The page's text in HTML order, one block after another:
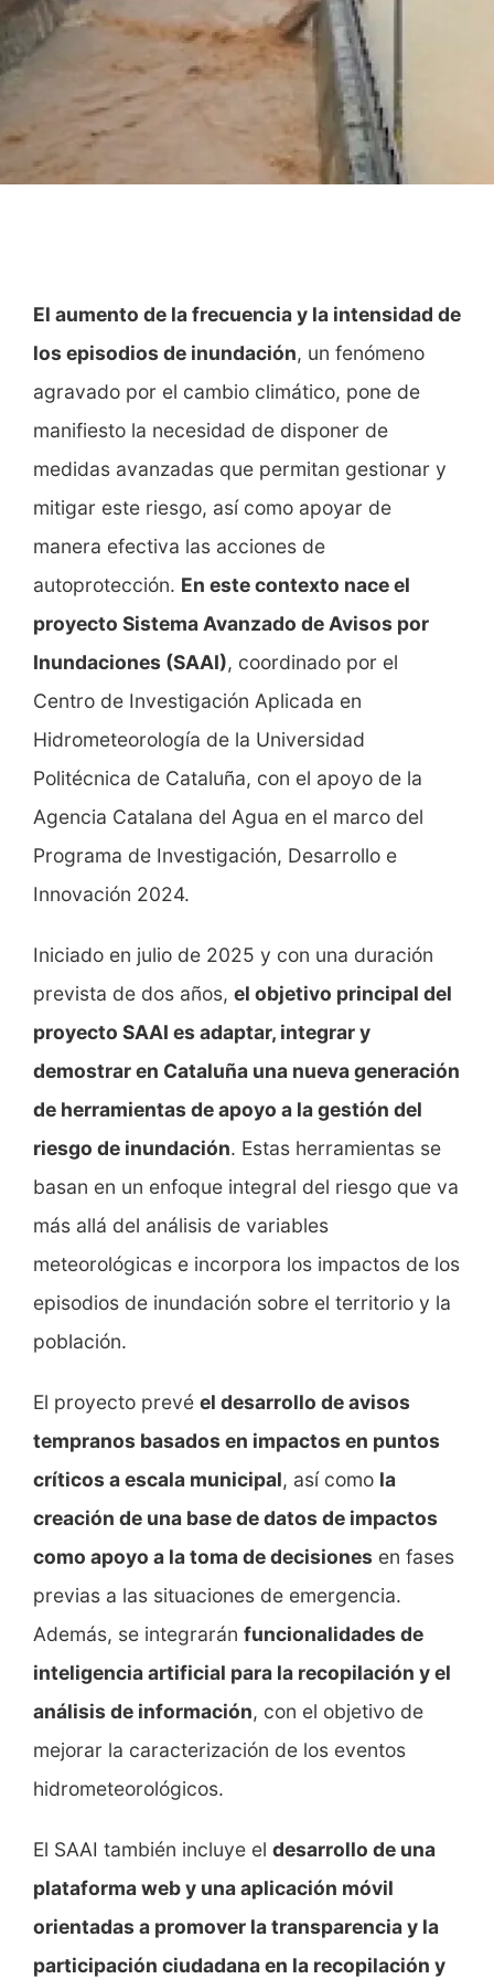
Media
El aumento de la frecuencia y la intensidad de
los episodios de inundación, un fenómeno
agravado por el cambio climático, pone de
manifiesto la necesidad de disponer de
medidas avanzadas que permitan gestionar y
mitigar este riesgo, así como apoyar de
manera efectiva las acciones de
autoprotección. En este contexto nace el
proyecto Sistema Avanzado de Avisos por
Inundaciones (SAAI), coordinado por el
Centro de Investigación Aplicada en
Hidrometeorología de la Universidad
Politécnica de Cataluña, con el apoyo de la
Agencia Catalana del Agua en el marco del
Programa de Investigación, Desarrollo e
Innovación 2024.
Iniciado en julio de 2025 y con una duración
prevista de dos años, el objetivo principal del
proyecto SAAI es adaptar, integrar y
demostrar en Cataluña una nueva generación
de herramientas de apoyo a la gestión del
riesgo de inundación. Estas herramientas se
basan en un enfoque integral del riesgo que va
más allá del análisis de variables
meteorológicas e incorpora los impactos de los
episodios de inundación sobre el territorio y la
población.
El proyecto prevé el desarrollo de avisos
tempranos basados en impactos en puntos
críticos a escala municipal, así como la
creación de una base de datos de impactos
como apoyo a la toma de decisiones en fases
previas a las situaciones de emergencia.
Además, se integrarán funcionalidades de
inteligencia artificial para la recopilación y el
análisis de información, con el objetivo de
mejorar la caracterización de los eventos
hidrometeorológicos.
El SAAI también incluye el desarrollo de una
plataforma web y una aplicación móvil
orientadas a promover la transparencia y la
participación ciudadana en la recopilación y